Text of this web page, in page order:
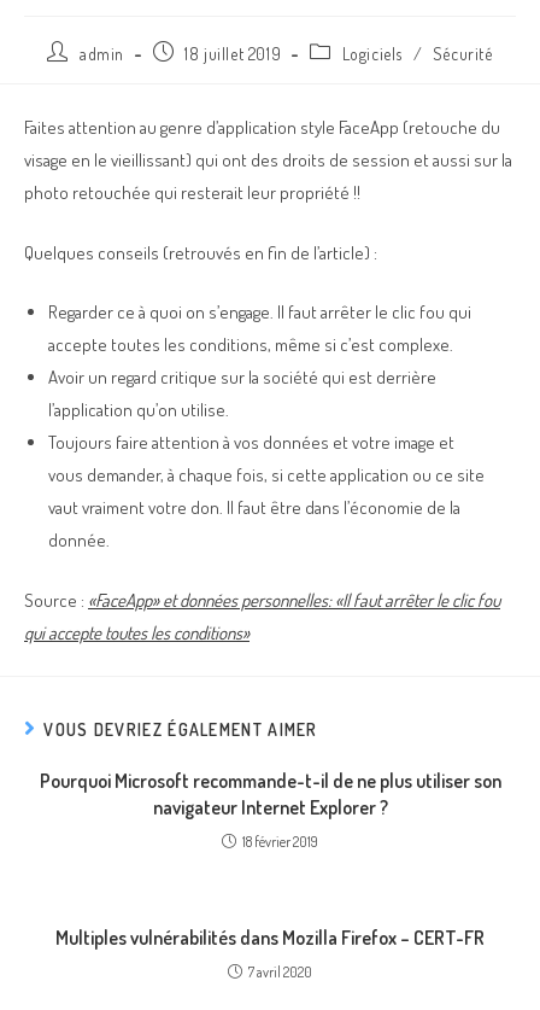
admin 18 juillet 2019 Logiciels / Sécurité
Faites attention au genre d’application style FaceApp (retouche du
visage en le vieillissant) qui ont des droits de session et aussi sur la
photo retouchée qui resterait leur propriété !!
Quelques conseils (retrouvés en fin de l’article) :
Regarder ce à quoi on s’engage. Il faut arrêter le clic fou qui
accepte toutes les conditions, même si c’est complexe.
Avoir un regard critique sur la société qui est derrière
l’application qu’on utilise.
Toujours faire attention à vos données et votre image et
vous demander, à chaque fois, si cette application ou ce site
vaut vraiment votre don. Il faut être dans l’économie de la
donnée.
Source : «FaceApp» et données personnelles: «Il faut arrêter le clic fou
qui accepte toutes les conditions»
VOUS DEVRIEZ ÉGALEMENT AIMER
Pourquoi Microsoft recommande-t-il de ne plus utiliser son
navigateur Internet Explorer ?
18 février 2019
Multiples vulnérabilités dans Mozilla Firefox – CERT-FR
7 avril 2020